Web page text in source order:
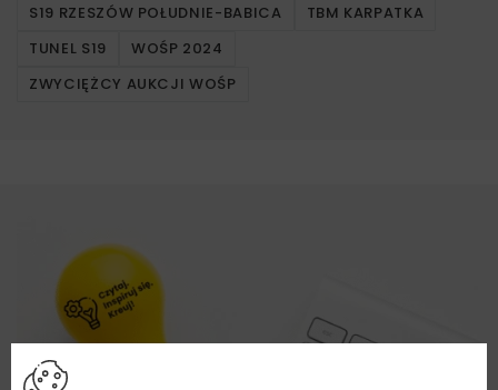
S19 RZESZÓW POŁUDNIE-BABICA
TBM KARPATKA
TUNEL S19
WOŚP 2024
ZWYCIĘŻCY AUKCJI WOŚP